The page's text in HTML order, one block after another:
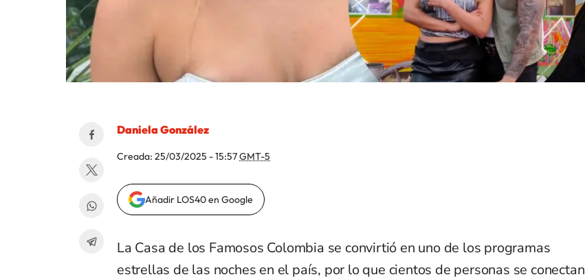
Daniela González
Creada: 25/03/2025 - 15:57GMT-5
Añadir LOS40 en Google
La Casa de los Famosos Colombia se convirtió en uno de los programas
estrellas de las noches en el país, por lo que cientos de personas se conectan